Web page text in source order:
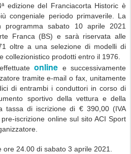
edizione del Franciacorta Historic è
congeniale periodo primaverile. La
sabato 10 aprile 2021
Franca (BS) e sarà riservata alle
oltre a una selezione di modelli di
collezionistico prodotti entro il 1976.
online e successivamente
tramite e-mail o fax, unitamente
di entrambi i conduttori in corso di
sportivo della vettura e della
tassa di iscrizione di € 390,00 (IVA
iscrizione online sul sito ACI Sport
24.00 di sabato 3 aprile 2021.